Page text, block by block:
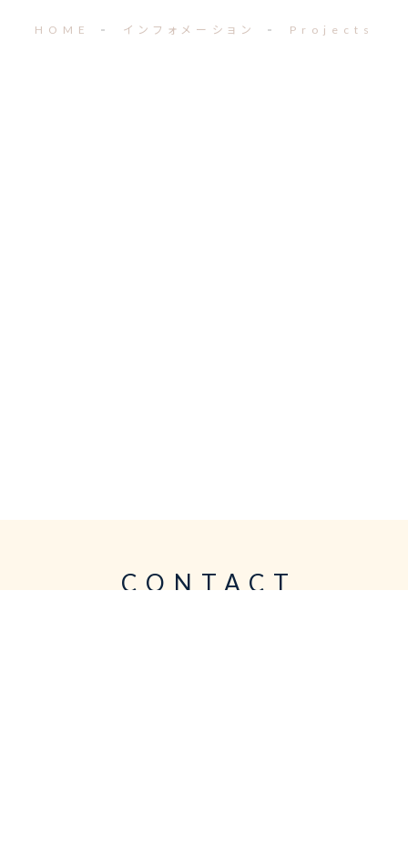
HOME インフォメーション Projects
CONTACT